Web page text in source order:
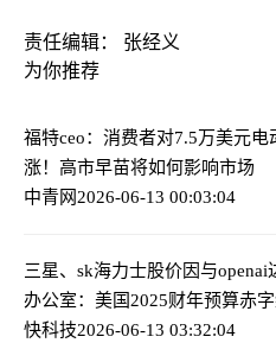
责任编辑： 张经义
为你推荐
福特ceo：消费者对7.5万美元电
涨！高市早苗将如何影响市场
中青网2026-06-13 00:03:04
三星、sk海力士股价因与
办公室：美国2025财年预算赤
快科技2026-06-13 03:32:04